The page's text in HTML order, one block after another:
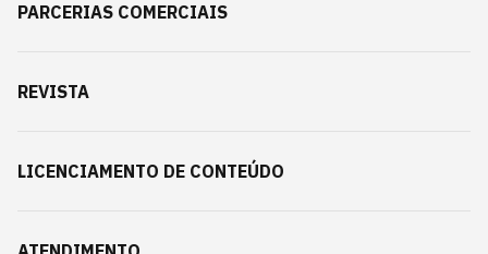
PARCERIAS COMERCIAIS
REVISTA
LICENCIAMENTO DE CONTEÚDO